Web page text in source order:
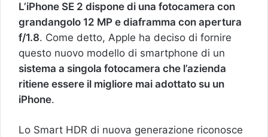
L’iPhone SE 2 dispone di una fotocamera con
grandangolo 12 MP e diaframma con apertura
f/1.8. Come detto, Apple ha deciso di fornire
questo nuovo modello di smartphone di un
sistema a singola fotocamera che l’azienda
ritiene essere il migliore mai adottato su un
iPhone.
Lo Smart HDR di nuova generazione riconosce